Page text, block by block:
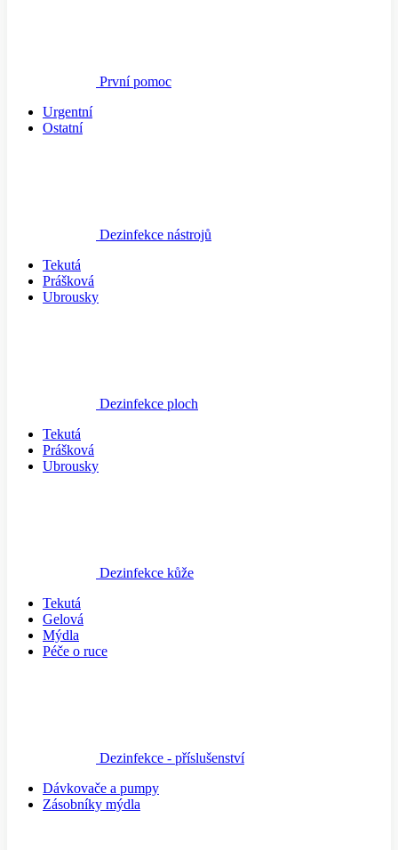
První pomoc
Urgentní
Ostatní
Dezinfekce nástrojů
Tekutá
Prášková
Ubrousky
Dezinfekce ploch
Tekutá
Prášková
Ubrousky
Dezinfekce kůže
Tekutá
Gelová
Mýdla
Péče o ruce
Dezinfekce - příslušenství
Dávkovače a pumpy
Zásobníky mýdla